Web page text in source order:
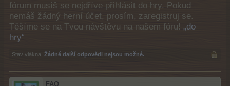
fórum musíš se nejdříve přihlásit do hry. Pokud
nemáš žádný herní účet, prosím, zaregistruj se.
Těšíme se na Tvou návštěvu na našem fóru! „do
hry“
Stav vlákna: Žádné další odpovědi nejsou možné.
FAQ